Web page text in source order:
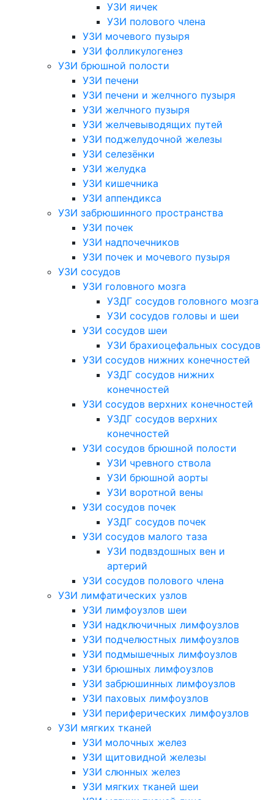
УЗИ яичек
УЗИ полового члена
УЗИ мочевого пузыря
УЗИ фолликулогенез
УЗИ брюшной полости
УЗИ печени
УЗИ печени и желчного пузыря
УЗИ желчного пузыря
УЗИ желчевыводящих путей
УЗИ поджелудочной железы
УЗИ селезёнки
УЗИ желудка
УЗИ кишечника
УЗИ аппендикса
УЗИ забрюшинного пространства
УЗИ почек
УЗИ надпочечников
УЗИ почек и мочевого пузыря
УЗИ сосудов
УЗИ головного мозга
УЗДГ сосудов головного мозга
УЗИ сосудов головы и шеи
УЗИ сосудов шеи
УЗИ брахиоцефальных сосудов
УЗИ сосудов нижних конечностей
УЗДГ сосудов нижних
конечностей
УЗИ сосудов верхних конечностей
УЗДГ сосудов верхних
конечностей
УЗИ сосудов брюшной полости
УЗИ чревного ствола
УЗИ брюшной аорты
УЗИ воротной вены
УЗИ сосудов почек
УЗДГ сосудов почек
УЗИ сосудов малого таза
УЗИ подвздошных вен и
артерий
УЗИ сосудов полового члена
УЗИ лимфатических узлов
УЗИ лимфоузлов шеи
УЗИ надключичных лимфоузлов
УЗИ подчелюстных лимфоузлов
УЗИ подмышечных лимфоузлов
УЗИ брюшных лимфоузлов
УЗИ забрюшинных лимфоузлов
УЗИ паховых лимфоузлов
УЗИ периферических лимфоузлов
УЗИ мягких тканей
УЗИ молочных желез
УЗИ щитовидной железы
УЗИ слюнных желез
УЗИ мягких тканей шеи